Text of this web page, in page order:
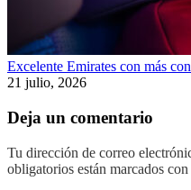
Excelente Emirates con más
21 julio, 2026
Deja un comentario
Tu dirección de correo
obligatorios están marcados con